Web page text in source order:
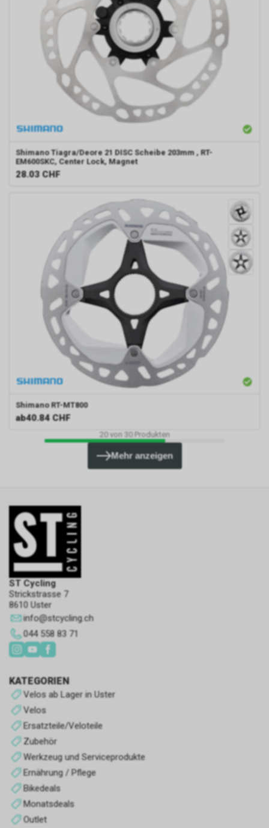
Shimano Tiagra/Deore 21 DISC Scheibe 203mm , RT-
EM600SKC, Center Lock, Magnet
28.03 CHF
Shimano RT-MT800
ab40.84 CHF
20von 30Produkten
Mehr anzeigen
ST Cycling
Strickstrasse 7
8610 Uster
info@stcycling.ch
044 558 83 71
KATEGORIEN
Velos ab Lager in Uster
Velos
Ersatzteile/Veloteile
Zubehör
Werkzeug und Serviceprodukte
Ernährung / Pflege
Bikedeals
Monatsdeals
Outlet